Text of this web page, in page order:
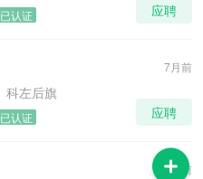
已认证 应聘
7月前
科左后旗
已认证 应聘
8月前